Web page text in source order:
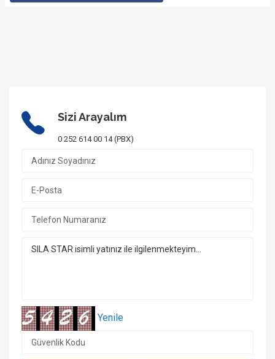
1/10 Fotoğraf
Sizi Arayalım
0 252 614 00 14 (PBX)
Yenile